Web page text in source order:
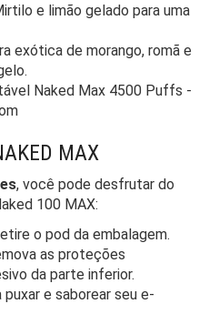
e limão gelado para uma
exótica de morango, romã e
MAX
, você pode desfrutar do
100 MAX:
o pod da embalagem.
as proteções
da parte inferior.
puxar e saborear seu e-